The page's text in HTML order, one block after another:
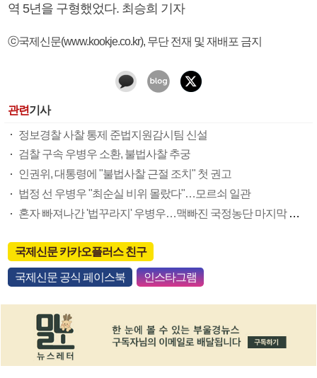
역 5년을 구형했었다. 최승희 기자
ⓒ국제신문(www.kookje.co.kr), 무단 전재 및 재배포 금지
관련기사
정보경찰 사찰 통제 준법지원감시팀 신설
검찰 구속 우병우 소환, 불법사찰 추궁
인권위, 대통령에 "불법사찰 근절 조치" 첫 권고
법정 선 우병우 "최순실 비위 몰랐다"…모르쇠 일관
혼자 빠져나간 '법꾸라지' 우병우…맥빠진 국정농단 마지막 수사
국제신문 카카오플러스 친구
국제신문 공식 페이스북 인스타그램